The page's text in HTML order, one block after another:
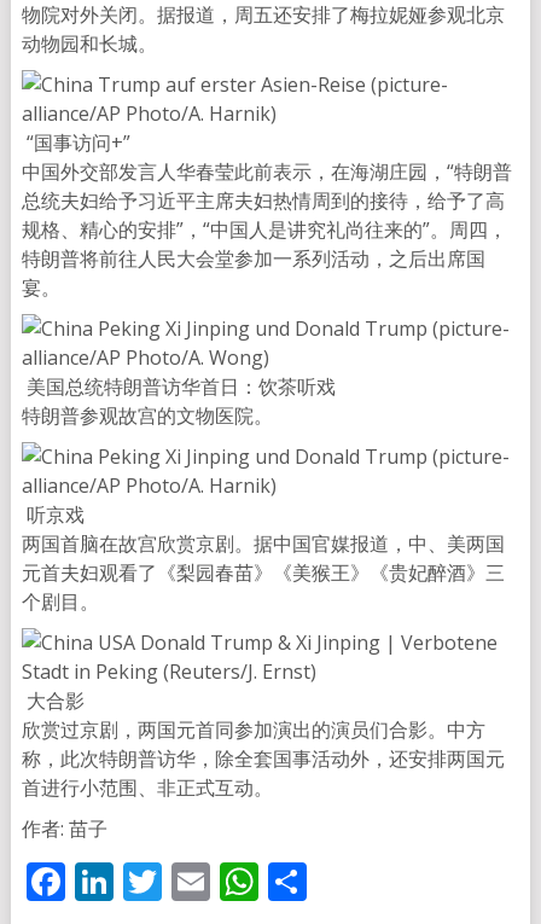
物院对外关闭。据报道，周五还安排了梅拉妮娅参观北京
动物园和长城。
“国事访问+”
中国外交部发言人华春莹此前表示，在海湖庄园，“特朗普
总统夫妇给予习近平主席夫妇热情周到的接待，给予了高
规格、精心的安排”，“中国人是讲究礼尚往来的”。周四，
特朗普将前往人民大会堂参加一系列活动，之后出席国
宴。
美国总统特朗普访华首日：饮茶听戏
特朗普参观故宫的文物医院。
听京戏
两国首脑在故宫欣赏京剧。据中国官媒报道，中、美两国
元首夫妇观看了《梨园春苗》《美猴王》《贵妃醉酒》三
个剧目。
大合影
欣赏过京剧，两国元首同参加演出的演员们合影。中方
称，此次特朗普访华，除全套国事活动外，还安排两国元
首进行小范围、非正式互动。
作者: 苗子
Facebook
LinkedIn
Twitter
EmailWhatsApp
分